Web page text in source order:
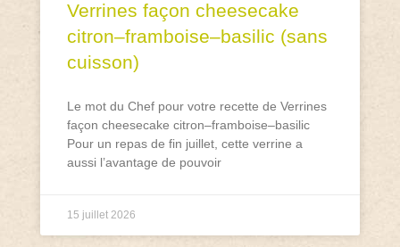
Verrines façon cheesecake
citron–framboise–basilic (sans
cuisson)
Le mot du Chef pour votre recette de Verrines
façon cheesecake citron–framboise–basilic
Pour un repas de fin juillet, cette verrine a
aussi l’avantage de pouvoir
15 juillet 2026